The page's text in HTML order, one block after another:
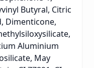
Butyral, Citric
Dimenticone,
Aluminium
May